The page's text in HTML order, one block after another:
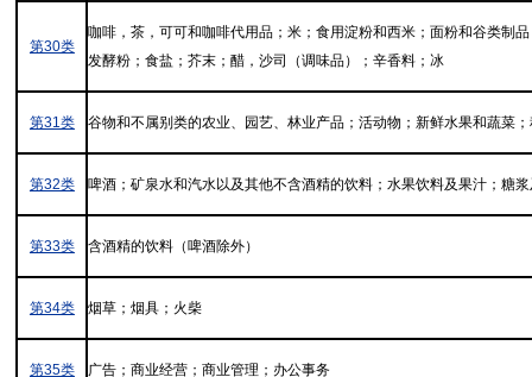
第30类
咖啡，茶，可可和咖啡代用品；米；食用淀粉和西米；面粉和谷类制
发酵粉；食盐；芥末；醋，沙司（调味品）；辛香料；冰
第31类 谷物和不属别类的农业、园艺、林业产品；活动物；新鲜水果和蔬菜
第32类 啤酒；矿泉水和汽水以及其他不含酒精的饮料；水果饮料及果汁；糖
第33类 含酒精的饮料（啤酒除外）
第34类 烟草；烟具；火柴
第35类 广告；商业经营；商业管理；办公事务